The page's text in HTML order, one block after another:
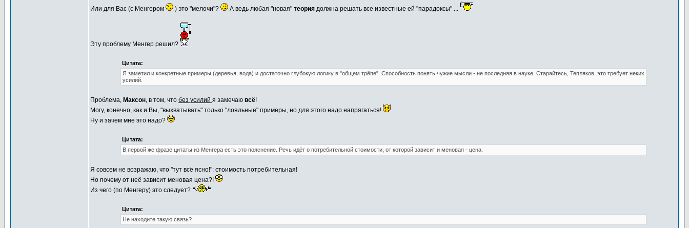
Или для Вас (с Менгером ) это "мелочи"? А ведь любая "новая" теория должна решать все известные ей "парадоксы" ...
Эту проблему Менгер решил?
Цитата:
Я заметил и конкретные примеры (деревья, вода) и достаточно глубокую логику в "общем трёпе". Способность понять чужие мысли - не последняя в науке. Старайтесь, Тепляков, это требует неких
усилий.
Проблема, Максон, в том, что без усилий я замечаю всё!
Могу, конечно, как и Вы, "выхватывать" только "лояльные" примеры, но для этого надо напрягаться!
Ну и зачем мне это надо?
Цитата:
В первой же фразе цитаты из Менгера есть это пояснение. Речь идёт о потребительной стоимости, от которой зависит и меновая - цена.
Я совсем не возражаю, что "тут всё ясно!": стоимость потребительная!
Но почему от неё зависит меновая цена?!
Из чего (по Менгеру) это следует?
Цитата:
Не находите такую связь?